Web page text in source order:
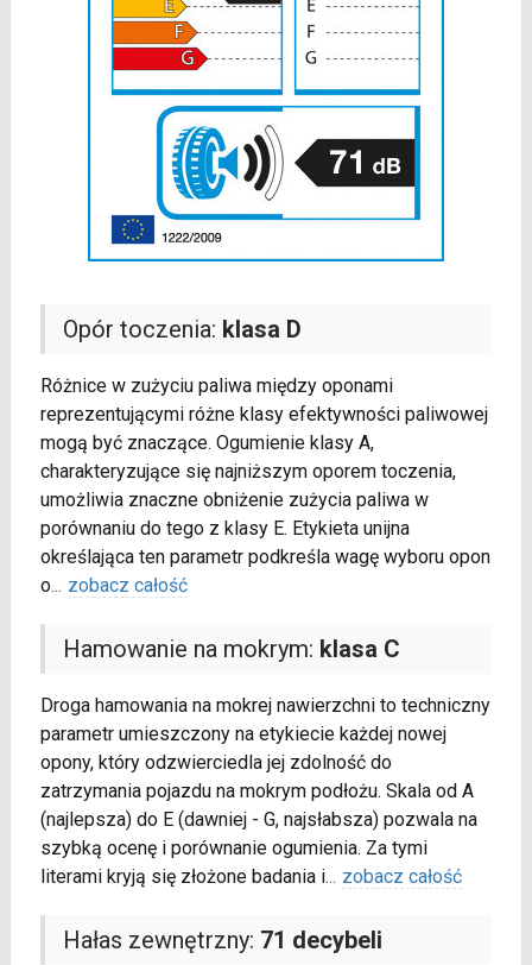
Opór toczenia: klasa D
Różnice w zużyciu paliwa między oponami
reprezentującymi różne klasy efektywności paliwowej
mogą być znaczące. Ogumienie klasy A,
charakteryzujące się najniższym oporem toczenia,
umożliwia znaczne obniżenie zużycia paliwa w
porównaniu do tego z klasy E. Etykieta unijna
określająca ten parametr podkreśla wagę wyboru opon
o... zobacz całość
Hamowanie na mokrym: klasa C
Droga hamowania na mokrej nawierzchni to techniczny
parametr umieszczony na etykiecie każdej nowej
opony, który odzwierciedla jej zdolność do
zatrzymania pojazdu na mokrym podłożu. Skala od A
(najlepsza) do E (dawniej - G, najsłabsza) pozwala na
szybką ocenę i porównanie ogumienia. Za tymi
literami kryją się złożone badania i... zobacz całość
Hałas zewnętrzny: 71 decybeli